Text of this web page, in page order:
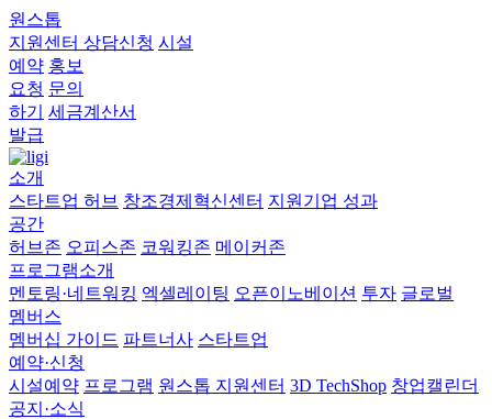
원스톱
지원센터 상담신청 시설
예약 홍보
요청 문의
하기
세금계산서
발급
소개
스타트업 허브 창조경제혁신센터 지원기업 성과
공간
허브존 오피스존 코워킹존 메이커존
프로그램소개
멘토링·네트워킹 엑셀레이팅 오픈이노베이션 투자 글로벌
멤버스
멤버십 가이드 파트너사 스타트업
예약·신청
시설예약 프로그램 원스톱 지원센터 3D TechShop 창업캘린더
공지·소식